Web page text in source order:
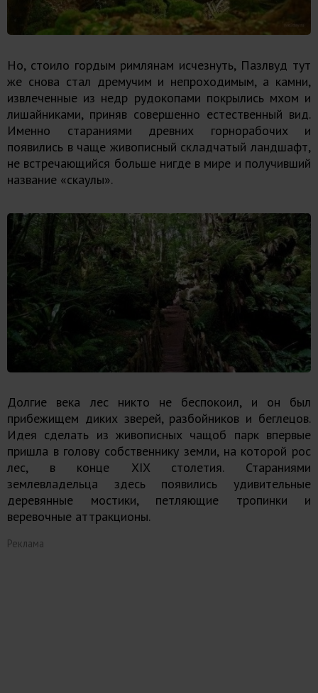
Но, стоило гордым римлянам исчезнуть, Пазлвуд тут
же снова стал дремучим и непроходимым, а камни,
извлеченные из недр рудокопами покрылись мхом и
лишайниками, приняв совершенно естественный вид.
Именно стараниями древних горнорабочих и
появились в чаще живописный складчатый ландшафт,
не встречающийся больше нигде в мире и получивший
название «скаулы».
Долгие века лес никто не беспокоил, и он был
прибежищем диких зверей, разбойников и беглецов.
Идея сделать из живописных чащоб парк впервые
пришла в голову собственнику земли, на которой рос
лес, в конце XIX столетия. Стараниями
землевладельца здесь появились удивительные
деревянные мостики, петляющие тропинки и
веревочные аттракционы.
Реклама